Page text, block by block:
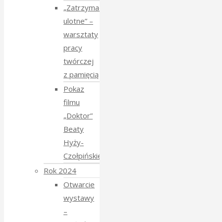
„Zatrzymać
ulotne” –
warsztaty
pracy
twórczej
z pamięcią
Pokaz
filmu
„Doktor”
Beaty
Hyży-
Czołpińskiej
Rok 2024
Otwarcie
wystawy
–